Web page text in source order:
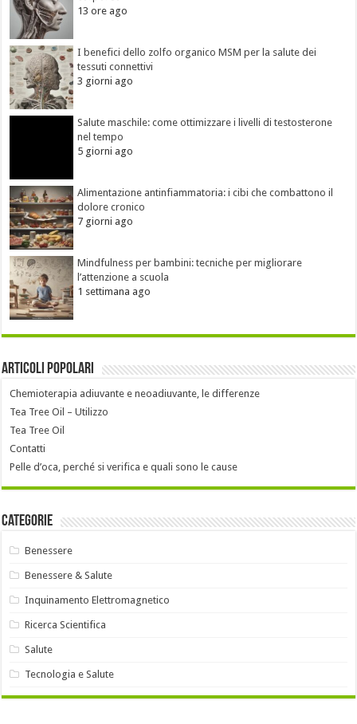
13 ore ago
I benefici dello zolfo organico MSM per la salute dei
tessuti connettivi
3 giorni ago
Salute maschile: come ottimizzare i livelli di testosterone
nel tempo
5 giorni ago
Alimentazione antinfiammatoria: i cibi che combattono il
dolore cronico
7 giorni ago
Mindfulness per bambini: tecniche per migliorare
l’attenzione a scuola
1 settimana ago
Articoli popolari
Chemioterapia adiuvante e neoadiuvante, le differenze
Tea Tree Oil – Utilizzo
Tea Tree Oil
Contatti
Pelle d’oca, perché si verifica e quali sono le cause
Categorie
Benessere
Benessere & Salute
Inquinamento Elettromagnetico
Ricerca Scientifica
Salute
Tecnologia e Salute